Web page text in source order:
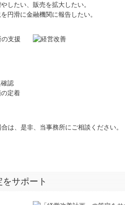
したい、販売を拡大したい。
円滑に金融機関に報告したい。
支援
認
定着
は、是非、当事務所にご相談ください。
をサポート